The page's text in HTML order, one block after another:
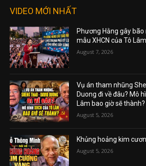
VIDEO MỚI NHẤT
Phương Hằng gây
mẫu XHCN của Tô
August 7, 2026
Vụ án tham nhũng
Duong đi về đâu? Mô
Lâm bao giờ sẽ thành?
August 5, 2026
Khủng hoảng kim
August 5, 2026